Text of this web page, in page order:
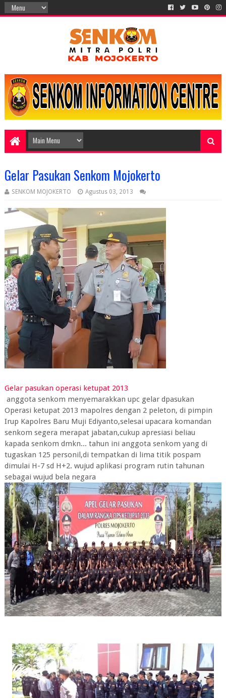
Gelar Pasukan Senkom Mojokerto
SENKOM MOJOKERTO Agustus 03, 2013
Gelar pasukan operasi ketupat 2013
anggota senkom menyemarakkan upc gelar dpasukan
Operasi ketupat 2013 mapolres dengan 2 peleton, di pimpin
Irup Kapolres Baru Muji Ediyanto,selesai upacara komandan
senkom segera merapat jabatan,cukup apresiasi beliau
kapada senkom dmkn... tahun ini anggota senkom yang di
tugaskan 125 personil,di tempatkan di lima titik pospam
dimulai H-7 sd H+2. wujud aplikasi program rutin tahunan
sebagai wujud bela negara